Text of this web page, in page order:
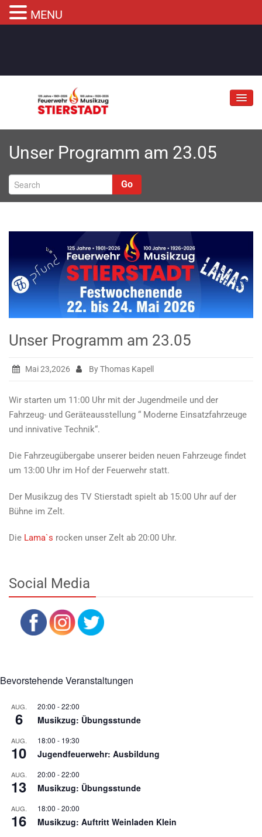
Jubiläum
Abteilungen
Informationen
Fahrzeuge
Kontakt
Unser Programm am 23.05
Go
Unser Programm am 23.05
Mai 23,2026 By Thomas Kapell
Wir starten um 11:00 Uhr mit der Jugendmeile und der
Fahrzeug- und Geräteausstellung “ Moderne Einsatzfahrzeuge
und innivative Technik“.
Die Fahrzeugübergabe unserer beiden neuen Fahrzeuge findet
um 13:00 Uhr im Hof der Feuerwehr statt.
Der Musikzug des TV Stierstadt spielt ab 15:00 Uhr auf der
Bühne im Zelt.
Die Lama`s rocken unser Zelt ab 20:00 Uhr.
Social Media
Bevorstehende Veranstaltungen
AUG.
6
20:00 -22:00
Musikzug: Übungsstunde
AUG.
10
18:00 - 19:30
Jugendfeuerwehr: Ausbildung
AUG.
13
20:00 -22:00
Musikzug: Übungsstunde
AUG.
16
18:00 -20:00
Musikzug: Auftritt Weinladen Klein
MENU